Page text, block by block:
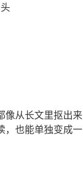
像从长文里抠出来
，也能单独变成一